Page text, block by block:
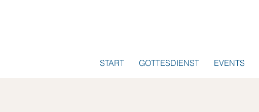
START GOTTESDIENST EVENTS